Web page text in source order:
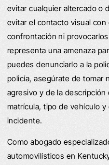
evitar cualquier altercado o
evitar el contacto visual
confrontación ni
representa una amenaza
puedes denunciarlo a la
policía, asegúrate de tomar
agresivo y de la
matrícula, tipo de vehículo
incidente.
Como abogado
automovilísticos en